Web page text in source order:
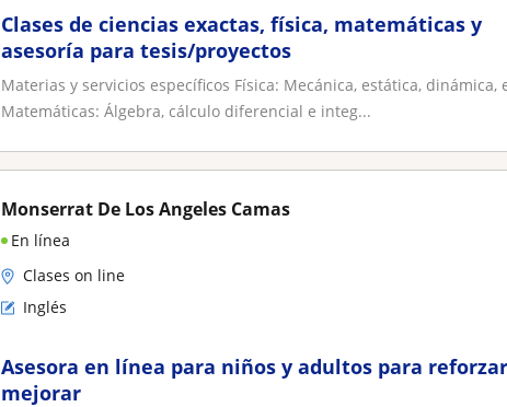
Clases de ciencias exactas, física, matemáticas y
asesoría para tesis/proyectos
Materias y servicios específicos Física: Mecánica, estática, dinámica,
Matemáticas: Álgebra, cálculo diferencial e integ...
Monserrat De Los Angeles Camas
En línea
Clases on line
Inglés
Asesora en línea para niños y adultos para
mejorar